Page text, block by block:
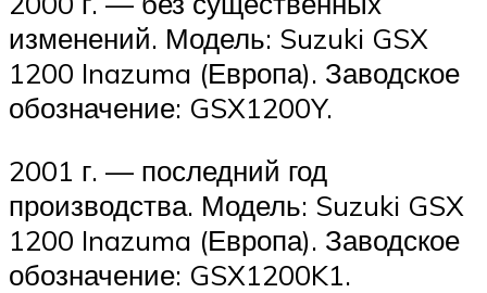
изменений. Модель: Suzuki GSX
1200 Inazuma (Европа). Заводское
обозначение: GSX1200Y.
2001 г. — последний год
производства. Модель: Suzuki GSX
1200 Inazuma (Европа). Заводское
обозначение: GSX1200K1.